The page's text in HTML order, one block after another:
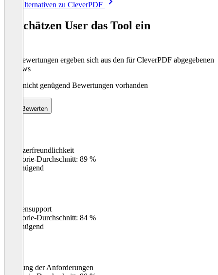
Alle Alternativen zu CleverPDF
So schätzen User das Tool ein
Die Bewertungen ergeben sich aus den für CleverPDF abgegebenen
Reviews
Noch nicht genügend Bewertungen vorhanden
Bewerten
Benutzerfreundlichkeit
Kategorie-Durchschnitt: 89 %
Ungenügend
Kundensupport
Kategorie-Durchschnitt: 84 %
Ungenügend
Erfüllung der Anforderungen